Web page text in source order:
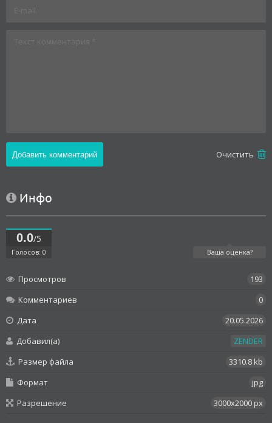
Oчистить
Инфо
0.0/5
Голосов: 0 Ваша оценка?
Просмотров
193
Комментариев
0
Дата
20.05.2026
Добавил(а)
ZENDER
Размер файла
3310.8 kb
Формат
jpg
Разрешение
3000x2000 px